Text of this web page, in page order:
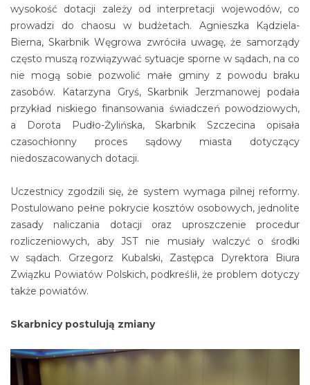
wysokość dotacji zależy od interpretacji wojewodów, co
prowadzi do chaosu w budżetach. Agnieszka Kądziela-
Bierna, Skarbnik Węgrowa zwróciła uwagę, że samorządy
często muszą rozwiązywać sytuacje sporne w sądach, na co
nie mogą sobie pozwolić małe gminy z powodu braku
zasobów. Katarzyna Gryś, Skarbnik Jerzmanowej podała
przykład niskiego finansowania świadczeń powodziowych,
a Dorota Pudło-Żylińska, Skarbnik Szczecina opisała
czasochłonny proces sądowy miasta dotyczący
niedoszacowanych dotacji.
Uczestnicy zgodzili się, że system wymaga pilnej reformy.
Postulowano pełne pokrycie kosztów osobowych, jednolite
zasady naliczania dotacji oraz uproszczenie procedur
rozliczeniowych, aby JST nie musiały walczyć o środki
w sądach. Grzegorz Kubalski, Zastępca Dyrektora Biura
Związku Powiatów Polskich, podkreślił, że problem dotyczy
także powiatów.
Skarbnicy postulują zmiany